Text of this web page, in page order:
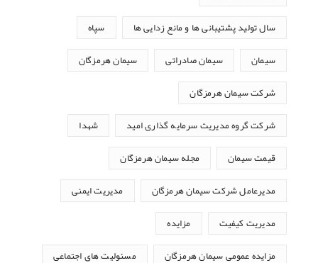
سال تولید پشتیبانی ها و مانع زدایی ها سپاه
سیمان سیمان صادراتی سیمان هرمزگان
شرکت سیمان هرمزگان
شرکت گروه مدیریت سرمایه گذاری امید شهدا
قیمت سیمان مجله سیمان هرمزگان
مدیرعامل شرکت سیمان هرمزگان مدیریت ایمنی
مدیریت کیفیت مزایده
مزایده عمومی سیمان هرمزگان مسئولیت های اجتماعی